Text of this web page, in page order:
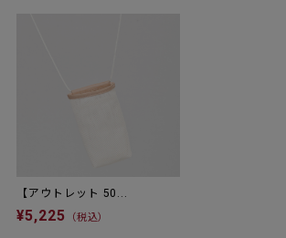
【アウトレット 50...
¥5,225 （税込）